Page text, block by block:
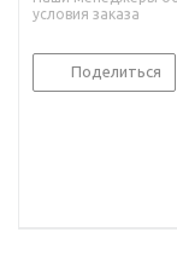
условия заказа
Поделиться